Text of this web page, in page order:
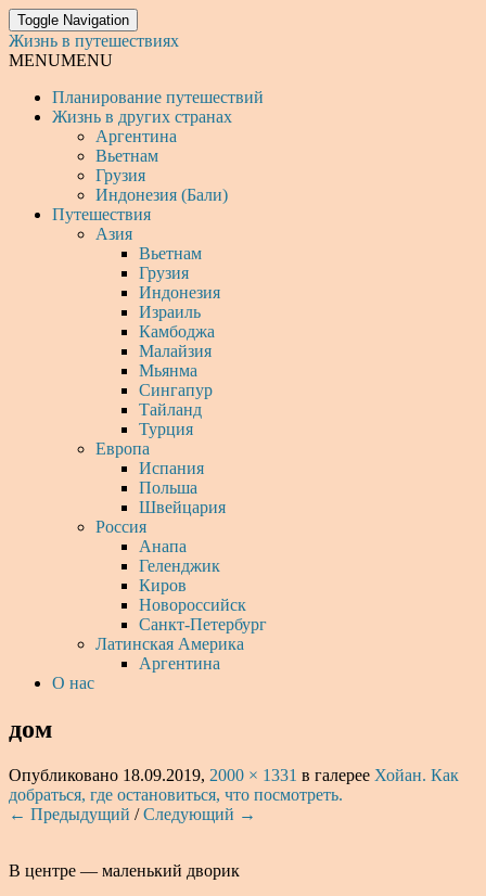
Toggle Navigation
Жизнь в путешествиях
MENUMENU
Планирование путешествий
Жизнь в других странах
Аргентина
Вьетнам
Грузия
Индонезия (Бали)
Путешествия
Азия
Вьетнам
Грузия
Индонезия
Израиль
Камбоджа
Малайзия
Мьянма
Сингапур
Тайланд
Турция
Европа
Испания
Польша
Швейцария
Россия
Анапа
Геленджик
Киров
Новороссийск
Санкт-Петербург
Латинская Америка
Аргентина
О нас
дом
Опубликовано 18.09.2019, 2000 × 1331 в галерее Хойан. Как
добраться, где остановиться, что посмотреть.
← Предыдущий /Следующий →
В центре — маленький дворик